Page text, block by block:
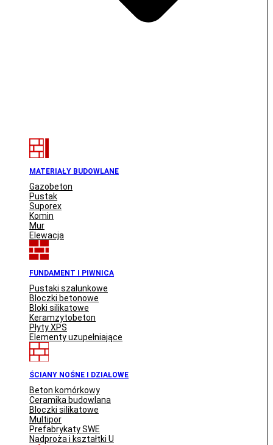
MATERIAŁY BUDOWLANE
Gazobeton
Pustak
Suporex
Komin
Mur
Elewacja
FUNDAMENT I PIWNICA
Pustaki szalunkowe
Bloczki betonowe
Bloki silikatowe
Keramzytobeton
Płyty XPS
Elementy uzupełniające
ŚCIANY NOŚNE I DZIAŁOWE
Beton komórkowy
Ceramika budowlana
Bloczki silikatowe
Multipor
Prefabrykaty SWE
Nadproża i kształtki U